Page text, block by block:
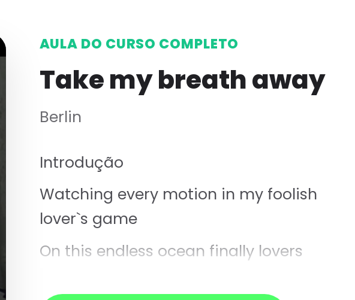
AULA DO CURSO COMPLETO
Take my breath away
Berlin
Introdução
Watching every motion in my foolish
lover`s game
On this endless ocean finally lovers